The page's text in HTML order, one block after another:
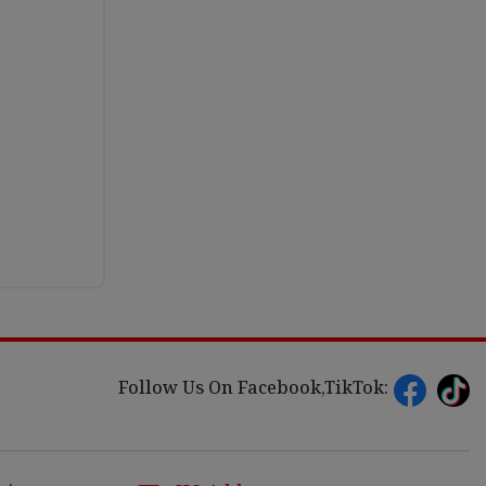
Follow Us On Facebook,TikTok: